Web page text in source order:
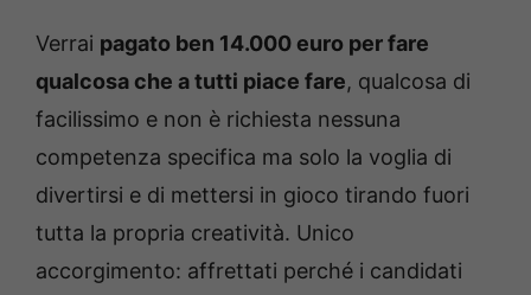
Verrai pagato ben 14.000 euro per fare
qualcosa che a tutti piace fare, qualcosa di
facilissimo e non è richiesta nessuna
competenza specifica ma solo la voglia di
divertirsi e di mettersi in gioco tirando fuori
tutta la propria creatività. Unico
accorgimento: affrettati perché i candidati